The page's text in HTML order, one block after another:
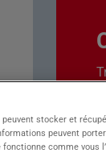
stocker et
peuvent
comme vous